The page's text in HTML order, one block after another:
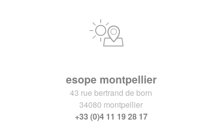
esope montpellier
43 rue bertrand de born
34080 montpellier
+33 (0)4 11 19 28 17